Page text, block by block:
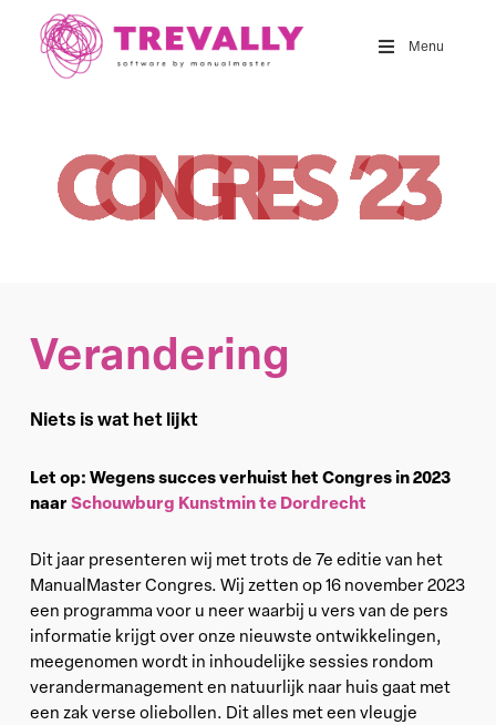
Menu
Verandering
Niets is wat het lijkt
Let op: Wegens succes verhuist het Congres in 2023
naarSchouwburg Kunstmin te Dordrecht
Dit jaar presenteren wij met trots de 7e editie van het
ManualMaster Congres. Wij zetten op 16 november 2023
een programma voor u neer waarbij u vers van de pers
informatie krijgt over onze nieuwste ontwikkelingen,
meegenomen wordt in inhoudelijke sessies rondom
verandermanagement en natuurlijk naar huis gaat met
een zak verse oliebollen. Dit alles met een vleugje